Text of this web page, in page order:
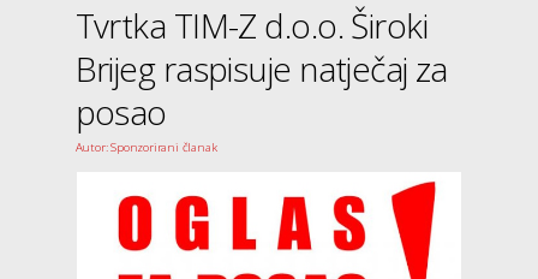
Tvrtka TIM-Z d.o.o. Široki
Brijeg raspisuje natječaj za
posao
Autor: Sponzorirani članak